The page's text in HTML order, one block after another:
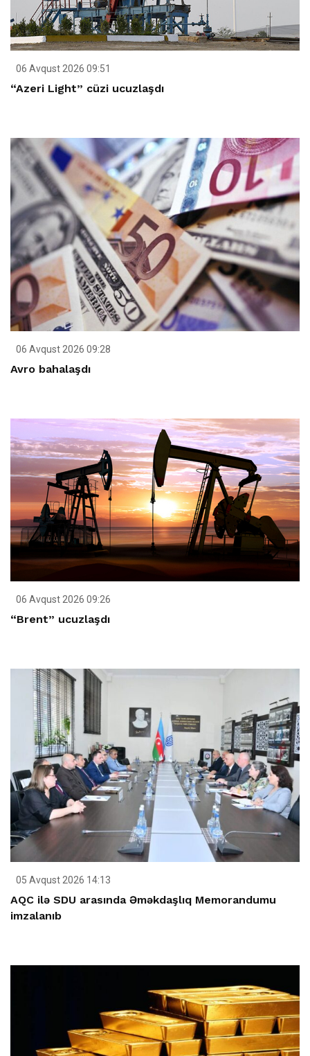
06 Avqust 2026 09:51
“Azeri Light” cüzi ucuzlaşdı
06 Avqust 2026 09:28
Avro bahalaşdı
06 Avqust 2026 09:26
“Brent” ucuzlaşdı
05 Avqust 2026 14:13
AQC ilə SDU arasında Əməkdaşlıq Memorandumu
imzalanıb